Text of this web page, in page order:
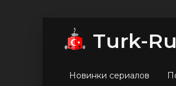
Turk-Ru
Новинки сериалов